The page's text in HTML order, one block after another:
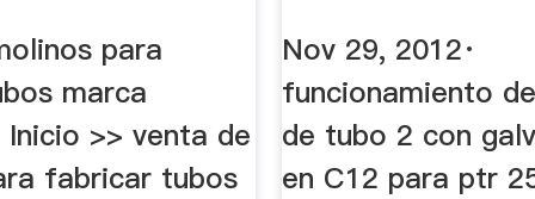
para
marca
>> venta de
fabricar tubos
Nov 29, 2012·
funcionamiento
de tubo 2 con
en C12 para ptr